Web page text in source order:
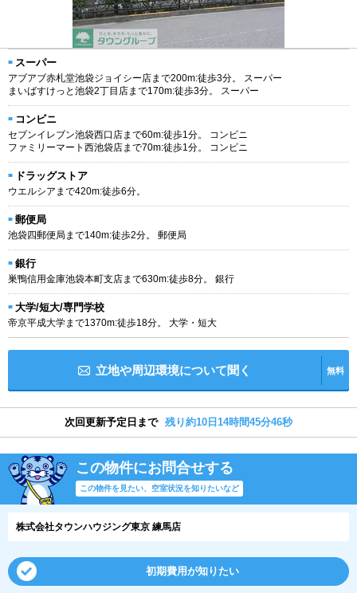
スーパー
アブアブ赤札堂池袋ジョイシー店まで200m:徒歩3分。 スーパー
まいばすけっと池袋2丁目店まで170m:徒歩3分。 スーパー
コンビニ
セブンイレブン池袋西口店まで60m:徒歩1分。 コンビニ
ファミリーマート西池袋店まで70m:徒歩1分。 コンビニ
ドラッグストア
ウエルシアまで420m:徒歩6分。
郵便局
池袋四郵便局まで140m:徒歩2分。 郵便局
銀行
巣鴨信用金庫池袋本町支店まで630m:徒歩8分。 銀行
大学/短大/専門学校
帝京平成大学まで1370m:徒歩18分。 大学・短大
立地や周辺環境について聞く 無料
次回更新予定日まで 残り約10日14時間45分46秒
この物件にお問合せする
この物件を見たい、空室状況を知りたいなど
株式会社タウンハウジング東京 練馬店
初期費用が知りたい